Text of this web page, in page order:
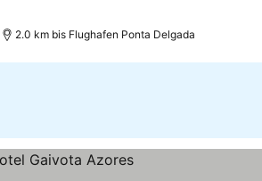
2.0 km bis Flughafen Ponta Delgada